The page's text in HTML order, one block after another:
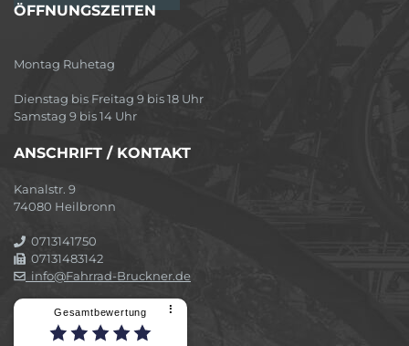
ÖFFNUNGSZEITEN
Montag Ruhetag
Dienstag bis Freitag 9 bis 18 Uhr
Samstag 9 bis 14 Uhr
ANSCHRIFT / KONTAKT
Kanalstr. 9
74080 Heilbronn
0713141750
07131483142
info@Fahrrad-Bruckner.de
Gesamtbewertung ⠇